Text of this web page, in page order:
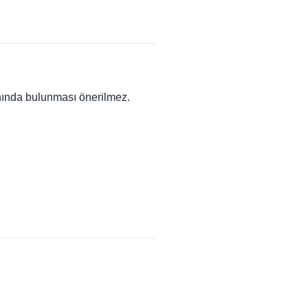
bulunması önerilmez.